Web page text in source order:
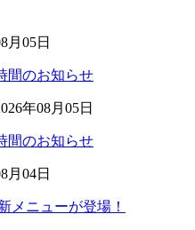
月05日
間のお知らせ
年08月05日
間のお知らせ
月04日
メニューが登場！